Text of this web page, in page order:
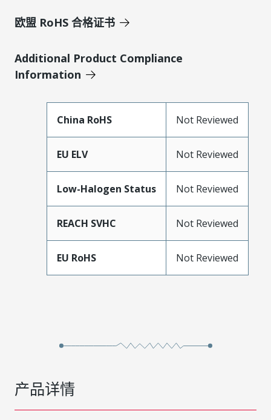
欧盟 RoHS 合格证书
Additional Product Compliance
Information
China RoHS Not Reviewed
EU ELV Not Reviewed
Low-Halogen Status Not Reviewed
REACH SVHC Not Reviewed
EU RoHS Not Reviewed
产品详情